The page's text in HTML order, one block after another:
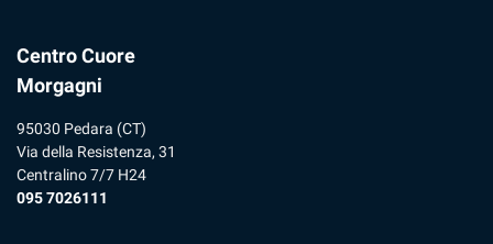
Centro Cuore
Morgagni
95030 Pedara (CT)
Via della Resistenza, 31
Centralino 7/7 H24
095 7026111